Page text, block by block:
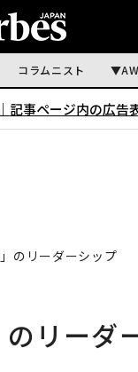
コラムニスト
記事ページ内の広告
のリーダーシップ
リーダ